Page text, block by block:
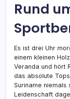
Rund
Es ist drei Uhr
einem kleinen
Veranda und hört
das absolute
Suriname
Leidenschaft